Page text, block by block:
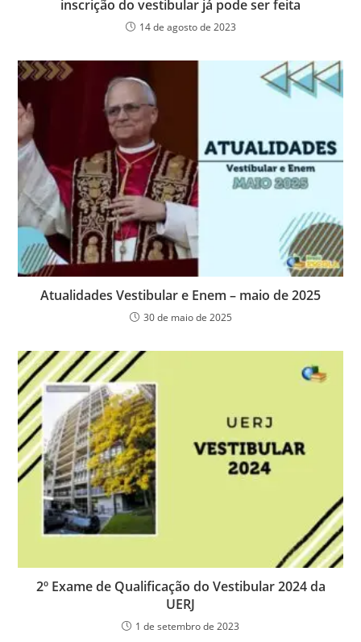
inscrição do vestibular já pode ser feita
14 de agosto de 2023
Atualidades Vestibular e Enem – maio de 2025
30 de maio de 2025
2º Exame de Qualificação do Vestibular 2024 da
UERJ
1 de setembro de 2023